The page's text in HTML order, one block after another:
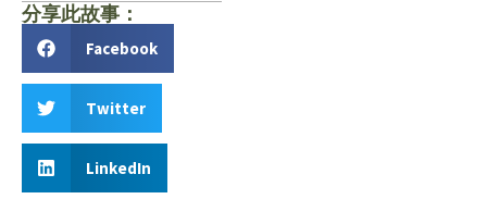
分享此故事：
Facebook
Twitter
LinkedIn